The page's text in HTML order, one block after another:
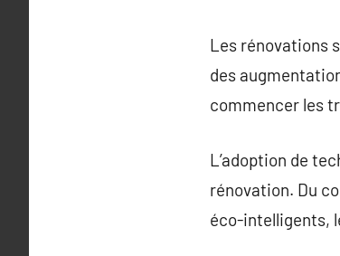
Les rénovations
des
commencer les
L’adoption de
rénovation. Du
éco-intelligents,